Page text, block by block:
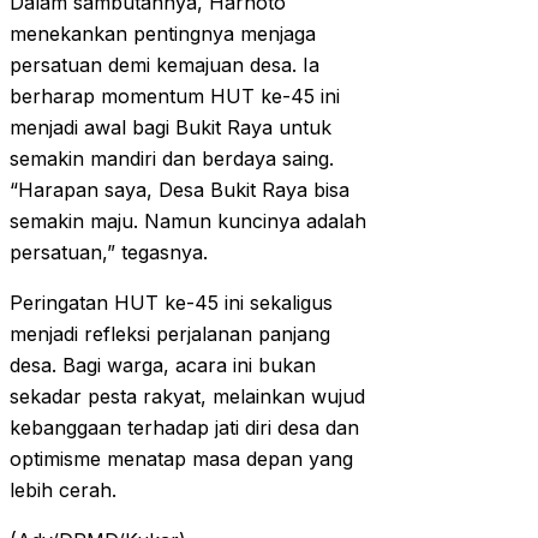
menekankan pentingnya menjaga
persatuan demi kemajuan desa. Ia
berharap momentum HUT ke-45 ini
menjadi awal bagi Bukit Raya untuk
semakin mandiri dan berdaya saing.
“Harapan saya, Desa Bukit Raya bisa
semakin maju. Namun kuncinya adalah
persatuan,” tegasnya.
Peringatan HUT ke-45 ini sekaligus
menjadi refleksi perjalanan panjang
desa. Bagi warga, acara ini bukan
sekadar pesta rakyat, melainkan wujud
kebanggaan terhadap jati diri desa dan
optimisme menatap masa depan yang
lebih cerah.